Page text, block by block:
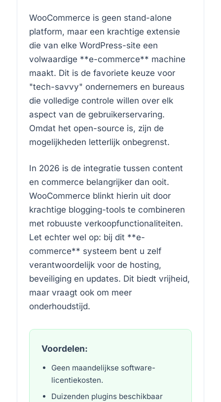
WooCommerce is geen stand-alone
platform, maar een krachtige extensie
die van elke WordPress-site een
volwaardige **e-commerce** machine
maakt. Dit is de favoriete keuze voor
"tech-savvy" ondernemers en bureaus
die volledige controle willen over elk
aspect van de gebruikerservaring.
Omdat het open-source is, zijn de
mogelijkheden letterlijk onbegrenst.
In 2026 is de integratie tussen content
en commerce belangrijker dan ooit.
WooCommerce blinkt hierin uit door
krachtige blogging-tools te combineren
met robuuste verkoopfunctionaliteiten.
Let echter wel op: bij dit **e-
commerce** systeem bent u zelf
verantwoordelijk voor de hosting,
beveiliging en updates. Dit biedt vrijheid,
maar vraagt ook om meer
onderhoudstijd.
Voordelen:
Geen maandelijkse software-
licentiekosten.
Duizenden plugins beschikbaar